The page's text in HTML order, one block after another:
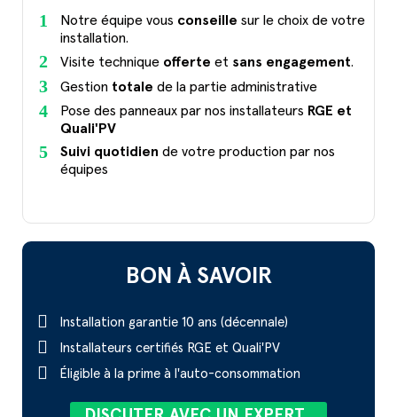
Notre équipe vous conseille sur le choix de votre
installation.
Visite technique offerte et sans engagement.
Gestion totale de la partie administrative
Pose des panneaux par nos installateurs RGE et
Quali'PV
Suivi quotidien de votre production par nos
équipes
BON À SAVOIR
Installation garantie 10 ans (décennale)
Installateurs certifiés RGE et Quali'PV
Éligible à la prime à l'auto-consommation